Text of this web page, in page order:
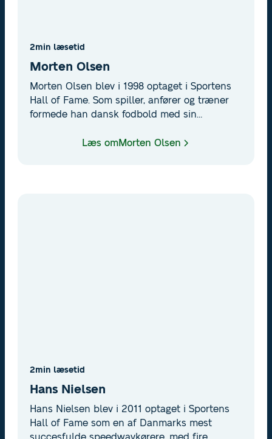
2min læsetid
Morten Olsen
Morten Olsen blev i 1998 optaget i Sportens
Hall of Fame. Som spiller, anfører og træner
formede han dansk fodbold med sin
kærlighed til spillet.
Læs omMorten Olsen
2min læsetid
Hans Nielsen
Hans Nielsen blev i 2011 optaget i Sportens
Hall of Fame som en af Danmarks mest